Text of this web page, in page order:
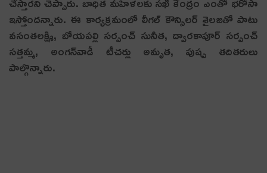
ఇస్తోందన్నారు. ఈ కార్యక్రమంలో లీగ‌ల్ కౌన్సిల‌ర్ శైల‌జ‌తో పాటు
వ‌సంత‌ల‌క్ష్మి, బోయ‌ప‌ల్లి స‌ర్పంచ్ సునీత‌, ద్వార‌కాపూర్ స‌ర్పంచ్
స‌త్త‌మ్మ‌, అంగ‌న్‌వాడీ టీచ‌ర్లు అమృత‌, పుష్ప త‌దిత‌రులు
పాల్గొన్నారు.